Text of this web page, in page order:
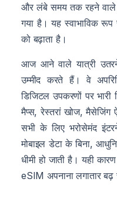
और लंबे समय तक रहने वाले
गया है। यह स्वाभाविक रूप
को बढ़ाता है।
आज आने वाले यात्री
उम्मीद करते हैं। वे
डिजिटल उपकरणों पर भारी
मैप्स, रेस्तरां खोज, मैसेजिंग
सभी के लिए भरोसेमंद
मोबाइल डेटा के बिना,
धीमी हो जाती है। यही
eSIM अपनाना लगातार बढ़